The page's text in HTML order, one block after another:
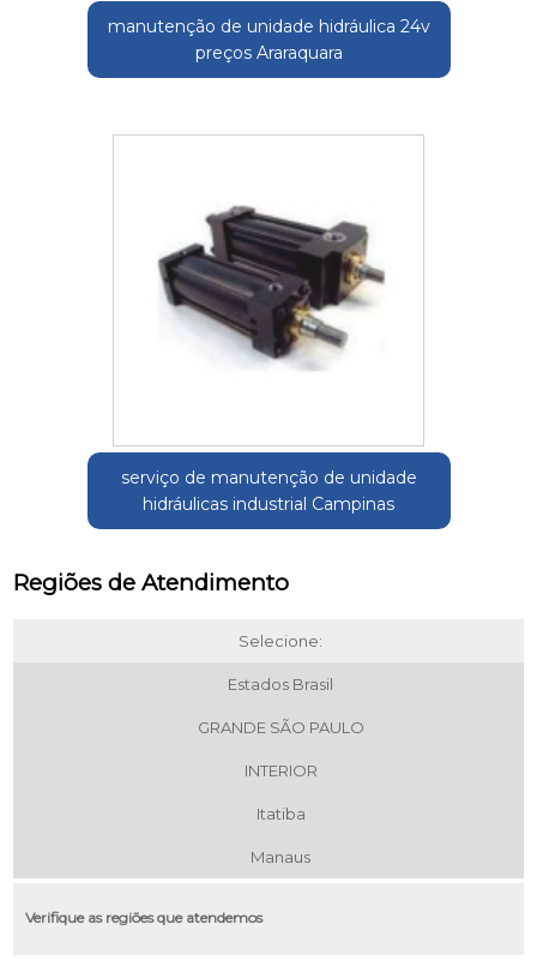
manutenção de unidade hidráulica 24v
preços Araraquara
serviço de manutenção de unidade
hidráulicas industrial Campinas
Regiões de Atendimento
Selecione:
Estados Brasil
GRANDE SÃO PAULO
INTERIOR
Itatiba
Manaus
Verifique as regiões que atendemos